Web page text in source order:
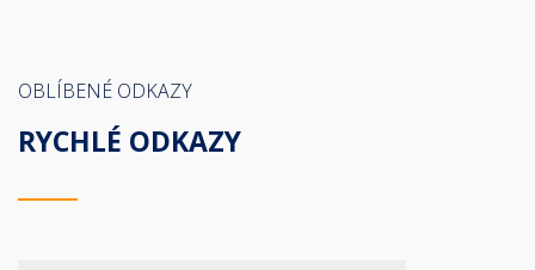
OBLÍBENÉ ODKAZY
RYCHLÉ ODKAZY